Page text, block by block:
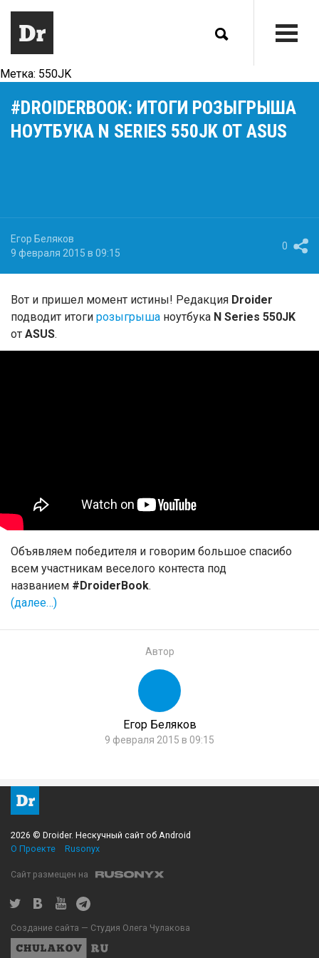
Метка: 550JK
#DROIDERBOOK: ИТОГИ РОЗЫГРЫША
НОУТБУКА N SERIES 550JK ОТ ASUS
Егор Беляков
9 февраля 2015 в 09:15
0
Вот и пришел момент истины! Редакция Droider
подводит итоги розыгрыша ноутбука N Series 550JK
от ASUS.
Объявляем победителя и говорим большое спасибо
всем участникам веселого контеста под
названием #DroiderBook.
(далее…)
Автор
Егор Беляков
9 февраля 2015 в 09:15
2026 © Droider. Нескучный сайт об Android
О Проекте
Rusonyx
Сайт размещен на
Создание сайта — Студия Олега Чулакова